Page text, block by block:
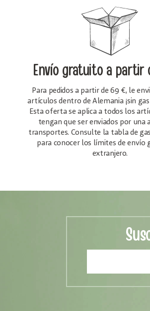
Envío gratuitoa partir
Para pedidos a partir de 69 €, le
artículos dentro de Alemania ¡sin
Esta oferta se aplica a todos los
tengan que ser enviados por una
transportes. Consulte la tabla de
para conocer los límites de envío
extranjero.